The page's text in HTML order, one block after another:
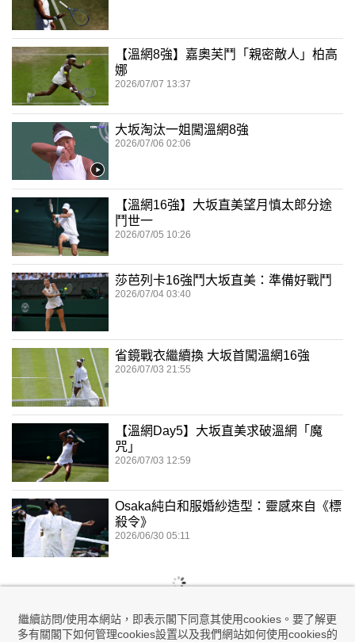
繼續訪問/使用本網站，即表示閣下同意其使用cookies。要了解更
多有關閣下如何管理cookies設置以及我們網站如何使用cookies的
【溫網8強】嘉奧芙鬥「親密敵人」柏高
娜
2026/07/07 13:37
大坂淘汰一姐闖溫網8強
2026/07/06 02:06
【溫網16強】大坂直美望月慎太郎分途
鬥世一
2026/07/05 10:26
莎芭列卡16強鬥大坂直美：準備好戰鬥
2026/07/04 03:40
省鏡戰衣繼續換 大坂首闖溫網16強
2026/07/03 21:55
【溫網Day5】大坂直美求破溫網「魔
咒」
2026/07/03 12:59
Osaka純白和服婚紗造型：靈感來自《標
殺令》
2026/06/30 05:11